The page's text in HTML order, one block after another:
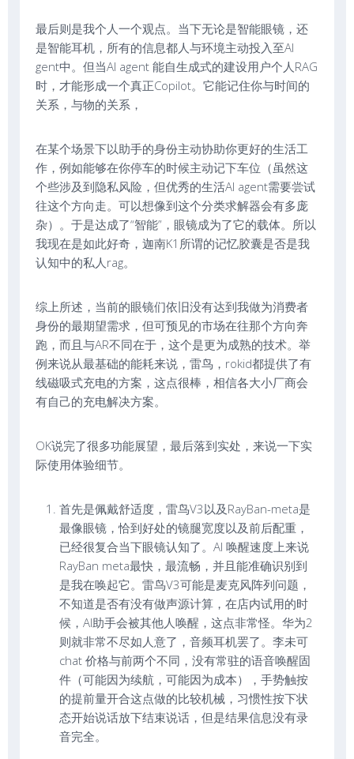
最后则是我个人一个观点。当下无论是智能眼镜，还
是智能耳机，所有的信息都人与环境主动投入至AI
gent中。但当AI agent 能自生成式的建设用户个人RAG
时，才能形成一个真正Copilot。它能记住你与时间的
关系，与物的关系，
在某个场景下以助手的身份主动协助你更好的生活工
作，例如能够在你停车的时候主动记下车位（虽然这
个些涉及到隐私风险，但优秀的生活AI agent需要尝试
往这个方向走。可以想像到这个分类求解器会有多庞
杂）。于是达成了“智能”，眼镜成为了它的载体。所以
我现在是如此好奇，迦南K1所谓的记忆胶囊是否是我
认知中的私人rag。
综上所述，当前的眼镜们依旧没有达到我做为消费者
身份的最期望需求，但可预见的市场在往那个方向奔
跑，而且与AR不同在于，这个是更为成熟的技术。举
例来说从最基础的能耗来说，雷鸟，rokid都提供了有
线磁吸式充电的方案，这点很棒，相信各大小厂商会
有自己的充电解决方案。
OK说完了很多功能展望，最后落到实处，来说一下实
际使用体验细节。
首先是佩戴舒适度，雷鸟V3以及RayBan-meta是
最像眼镜，恰到好处的镜腿宽度以及前后配重，
已经很复合当下眼镜认知了。AI 唤醒速度上来说
RayBan meta最快，最流畅，并且能准确识别到
是我在唤起它。雷鸟V3可能是麦克风阵列问题，
不知道是否有没有做声源计算，在店内试用的时
候，AI助手会被其他人唤醒，这点非常怪。华为2
则就非常不尽如人意了，音频耳机罢了。李未可
chat 价格与前两个不同，没有常驻的语音唤醒固
件（可能因为续航，可能因为成本），手势触按
的提前量开合这点做的比较机械，习惯性按下状
态开始说话放下结束说话，但是结果信息没有录
音完全。